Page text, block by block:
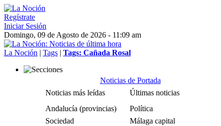
Regístrate
Iniciar Sesión
Domingo, 09 de Agosto de 2026 - 11:09 am
La Noción | Tags | Tags: Cañada Rosal
Noticias de Portada
Noticias más leídas
Últimas noticias
Andalucía (provincias)
Política
Sociedad
Málaga capital